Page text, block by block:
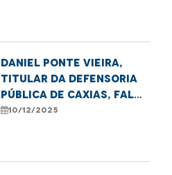
Daniel Ponte Vieira,
titular da Defensoria
Pública de Caxias, fala
sobre a semana de
10/12/2025